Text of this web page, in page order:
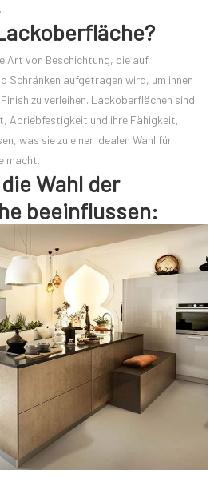
Art von Beschichtung, die auf
Schränken aufgetragen wird, um ihnen
zu verleihen. Lackoberflächen sind
Abriebfestigkeit und ihre Fähigkeit,
was sie zu einer idealen Wahl für
macht.
Wahl der
beeinflussen: